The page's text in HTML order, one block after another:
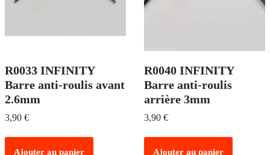
R0033 INFINITY
Barre anti-roulis avant
2.6mm
3,90 €
Ajouter au panier
R0040 INFINITY
Barre anti-roulis
arrière 3mm
3,90 €
Ajouter au panier